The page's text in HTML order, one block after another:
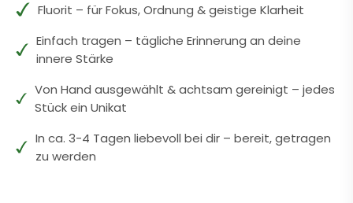
Fluorit – für Fokus, Ordnung & geistige Klarheit
Einfach tragen – tägliche Erinnerung an deine
innere Stärke
Von Hand ausgewählt & achtsam gereinigt – jedes
Stück ein Unikat
In ca. 3-4 Tagen liebevoll bei dir – bereit, getragen
zu werden